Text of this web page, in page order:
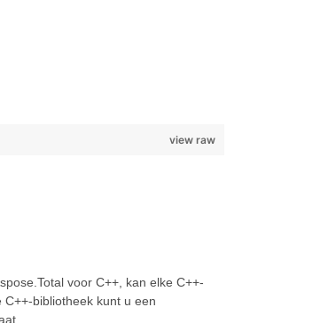
view raw
voor C++, kan elke C++-
bibliotheek kunt u een